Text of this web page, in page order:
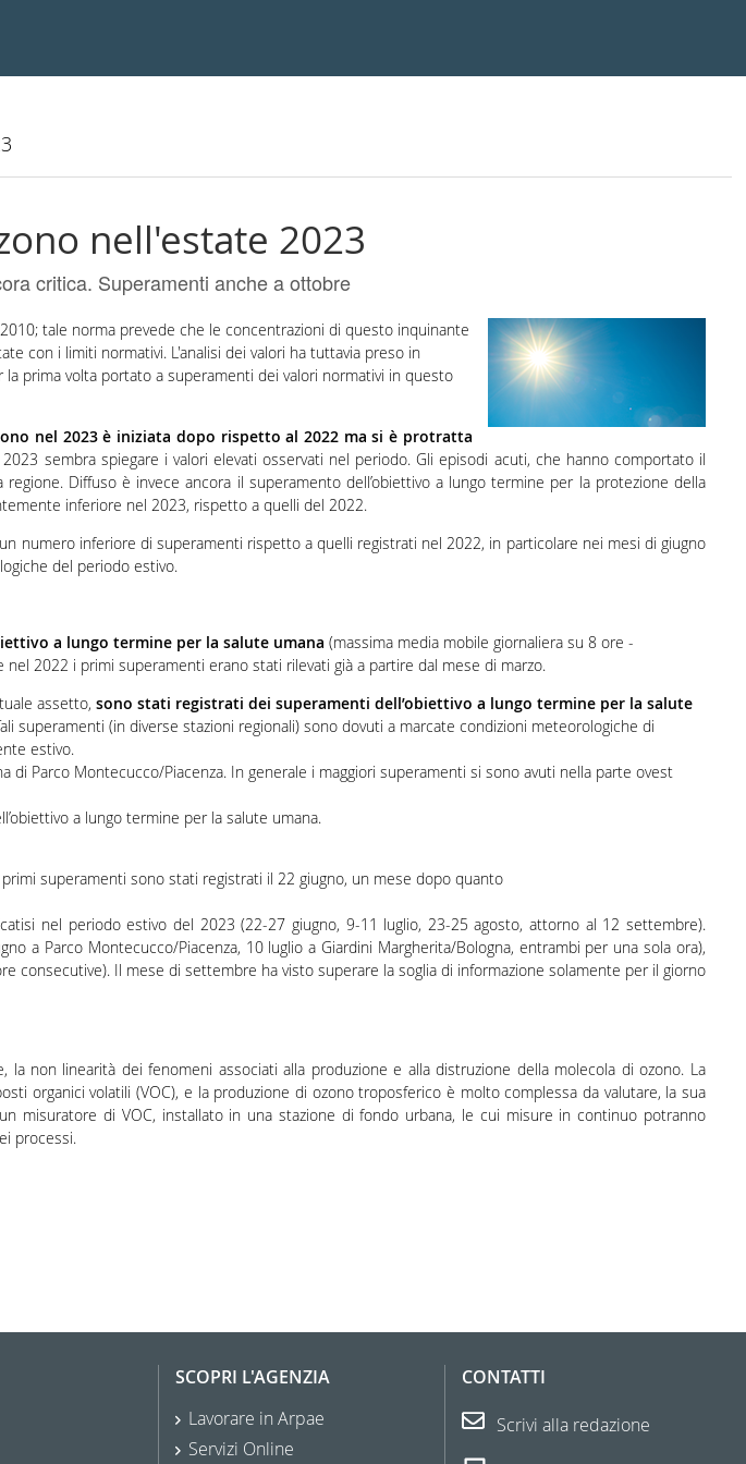
nell'estate 2023
critica. Superamenti anche a ottobre
tale norma prevede che le concentrazioni di questo inquinante
con i limiti normativi. L'analisi dei valori ha tuttavia preso in
prima volta portato a superamenti dei valori normativi in questo
nel 2023 è iniziata dopo rispetto al 2022 ma si è protratta
sembra spiegare i valori elevati osservati nel periodo. Gli episodi acuti, che hanno comportato il
Diffuso è invece ancora il superamento dell’obiettivo a lungo termine per la protezione della
inferiore nel 2023, rispetto a quelli del 2022.
numero inferiore di superamenti rispetto a quelli registrati nel 2022, in particolare nei mesi di giugno
del periodo estivo.
a lungo termine per la salute umana (massima media mobile giornaliera su 8 ore -
2022 i primi superamenti erano stati rilevati già a partire dal mese di marzo.
assetto,sono stati registrati dei superamenti dell’obiettivo a lungo termine per la salute
superamenti (in diverse stazioni regionali) sono dovuti a marcate condizioni meteorologiche di
estivo.
Parco Montecucco/Piacenza. In generale i maggiori superamenti si sono avuti nella parte ovest
a lungo termine per la salute umana.
primi superamenti sono stati registrati il 22 giugno, un mese dopo quanto
nel periodo estivo del 2023 (22-27 giugno, 9-11 luglio, 23-25 agosto, attorno al 12 settembre).
a Parco Montecucco/Piacenza, 10 luglio a Giardini Margherita/Bologna, entrambi per una sola ora),
consecutive). Il mese di settembre ha visto superare la soglia di informazione solamente per il giorno
non linearità dei fenomeni associati alla produzione e alla distruzione della molecola di ozono. La
organici volatili (VOC), e la produzione di ozono troposferico è molto complessa da valutare, la sua
di VOC, installato in una stazione di fondo urbana, le cui misure in continuo potranno
processi.
SCOPRI L'AGENZIA
Lavorare in Arpae
Servizi Online
CONTATTI
Scrivi alla redazione